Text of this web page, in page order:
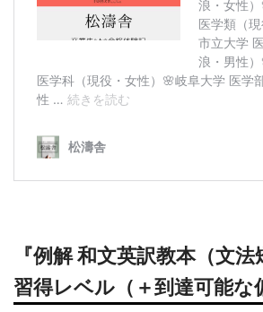
『例解 和文英訳教本（文
習得レベル（＋到達可能な